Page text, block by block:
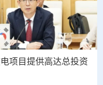
项目提供高达总投资